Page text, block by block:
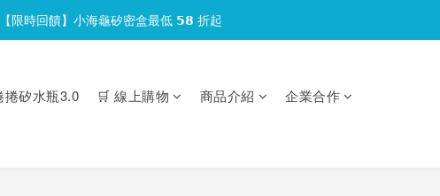
官網會員首次下單現折 $𝟏𝟎𝟎 元❕
【限時回饋】小海龜矽密盒最低 𝟱𝟴 折起
捲矽水瓶3.0 🛒 線上購物 商品介紹
企業合作